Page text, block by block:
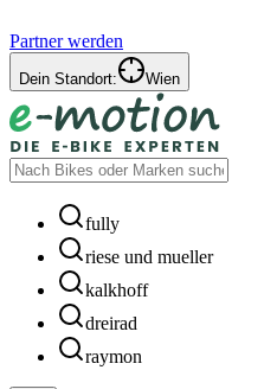
Partner werden
Dein Standort: Wien
fully
riese und mueller
kalkhoff
dreirad
raymon